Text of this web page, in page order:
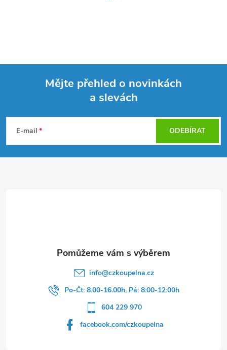
p
Mějte přehled o novinkách
a slevách
E-mail ODEBÍRAT
info@czkoupelna.cz
Po-Čt: 8.00-16.00h, Pá: 8:00-12:00h
604 229 970
facebook.com/czkoupelna